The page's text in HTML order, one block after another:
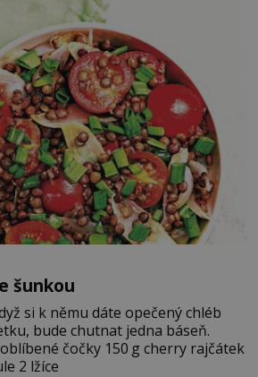
šunkou
si k němu dáte opečený chléb
bude chutnat jedna báseň.
2 lžíce